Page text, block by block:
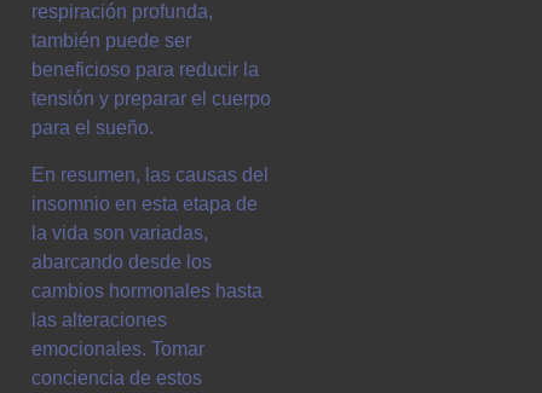
respiración profunda,
también puede ser
beneficioso para reducir la
tensión y preparar el cuerpo
para el sueño.
En resumen, las causas del
insomnio en esta etapa de
la vida son variadas,
abarcando desde los
cambios hormonales hasta
las alteraciones
emocionales. Tomar
conciencia de estos